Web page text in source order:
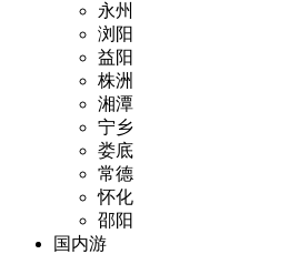
永州
浏阳
益阳
株洲
湘潭
宁乡
娄底
常德
怀化
邵阳
国内游